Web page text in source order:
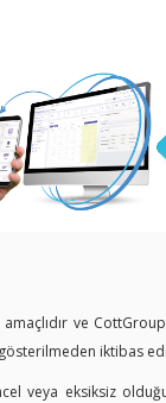
ve CottGroup
iktibas
veya eksiksiz